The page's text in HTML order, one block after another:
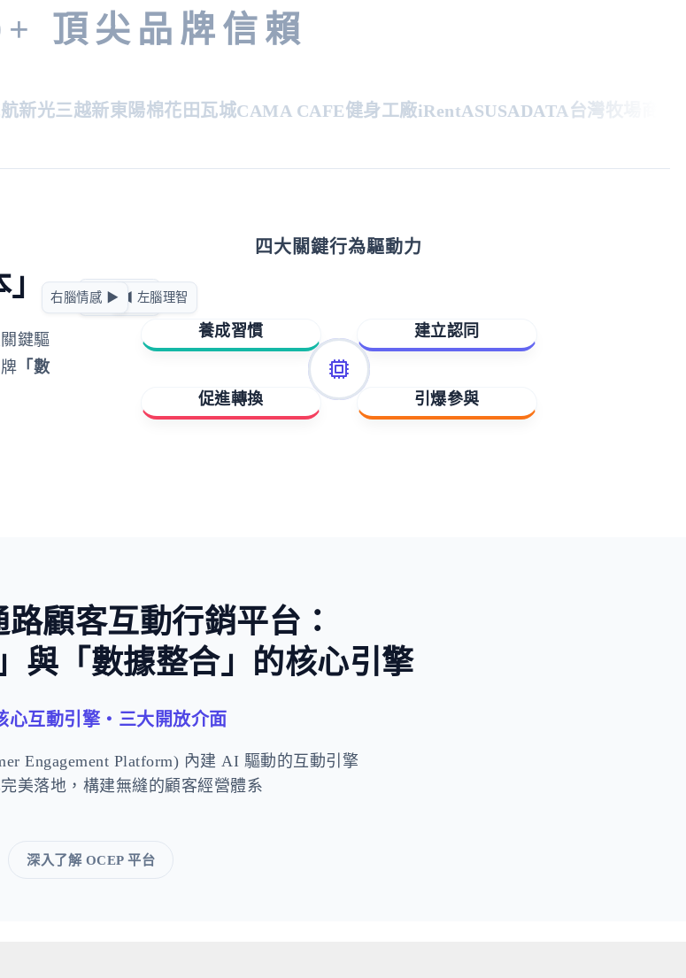
頂尖品牌信賴
光三越新東陽棉花田瓦城CAMA CAFE健身工廠iRentASUSADATA台灣牧場
」
鍵驅
「數
四大關鍵行為驅動力
正向賦能
急迫驅動◀ 左腦理智
右腦情感 ▶
養成習慣 建立認同
促進轉換 引爆參與
顧客互動行銷平台：
與「數據整合」的核心引擎
心互動引擎・三大開放介面
Engagement Platform) 內建 AI 驅動的互動引擎
美落地，構建無縫的顧客經營體系
深入了解 OCEP 平台